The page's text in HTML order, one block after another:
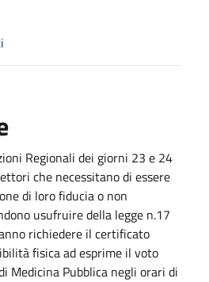
Regionali dei giorni 23 e 24
che necessitano di essere
di loro fiducia o non
usufruire della legge n.17
richiedere il certificato
fisica ad esprime il voto
Medicina Pubblica negli orari di